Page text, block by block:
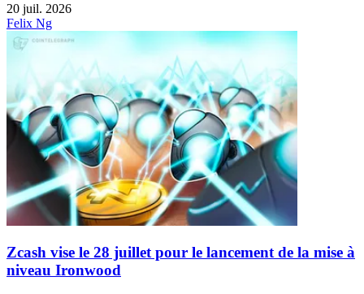
20 juil. 2026
Felix Ng
Zcash vise le 28 juillet pour le lancement de la mise à
niveau Ironwood